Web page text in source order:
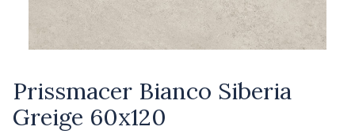
Prissmacer Bianco Siberia
Greige 60x120